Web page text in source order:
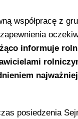
współpracę z
informuje
posiedzenia